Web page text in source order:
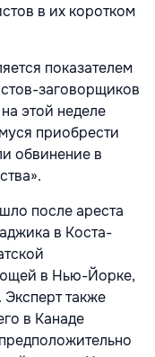
в их коротком
показателем
заговорщиков
этой неделе
приобрести
обвинение в
после ареста
в Коста-
в Нью-Йорке,
также
в Канаде